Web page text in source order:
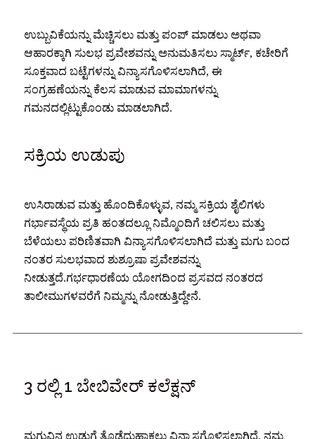
ಉಬ್ಬುವಿಕೆಯನ್ನು ಮೆಚ್ಚಿಸಲು ಮತ್ತು ಪಂಪ್ ಮಾಡಲು ಅಥವಾ
ಆಹಾರಕ್ಕಾಗಿ ಸುಲಭ ಪ್ರವೇಶವನ್ನು ಅನುಮತಿಸಲು ಸ್ಮಾರ್ಟ್, ಕಚೇರಿಗೆ
ಸೂಕ್ತವಾದ ಬಟ್ಟೆಗಳನ್ನು ವಿನ್ಯಾಸಗೊಳಿಸಲಾಗಿದೆ, ಈ
ಸಂಗ್ರಹಣೆಯನ್ನು ಕೆಲಸ ಮಾಡುವ ಮಾಮಾಗಳನ್ನು
ಗಮನದಲ್ಲಿಟ್ಟುಕೊಂಡು ಮಾಡಲಾಗಿದೆ.
ಸಕ್ರಿಯ ಉಡುಪು
ಉಸಿರಾಡುವ ಮತ್ತು ಹೊಂದಿಕೊಳ್ಳುವ, ನಮ್ಮ ಸಕ್ರಿಯ ಶೈಲಿಗಳು
ಗರ್ಭಾವಸ್ಥೆಯ ಪ್ರತಿ ಹಂತದಲ್ಲೂ ನಿಮ್ಮೊಂದಿಗೆ ಚಲಿಸಲು ಮತ್ತು
ಬೆಳೆಯಲು ಪರಿಣಿತವಾಗಿ ವಿನ್ಯಾಸಗೊಳಿಸಲಾಗಿದೆ ಮತ್ತು ಮಗು ಬಂದ
ನಂತರ ಸುಲಭವಾದ ಶುಶ್ರೂಷಾ ಪ್ರವೇಶವನ್ನು
ನೀಡುತ್ತದೆ.ಗರ್ಭಧಾರಣೆಯ ಯೋಗದಿಂದ ಪ್ರಸವದ ನಂತರದ
ತಾಲೀಮುಗಳವರೆಗೆ ನಿಮ್ಮನ್ನು ನೋಡುತ್ತಿದ್ದೇನೆ.
3 ರಲ್ಲಿ 1 ಬೇಬಿವೇರ್ ಕಲೆಕ್ಷನ್
ಮಗುವಿನ ಉಡುಗೆ ತೊಡೆದುಹಾಕಲು ವಿನ್ಯಾಸಗೊಳಿಸಲಾಗಿದೆ, ನಮ್ಮ